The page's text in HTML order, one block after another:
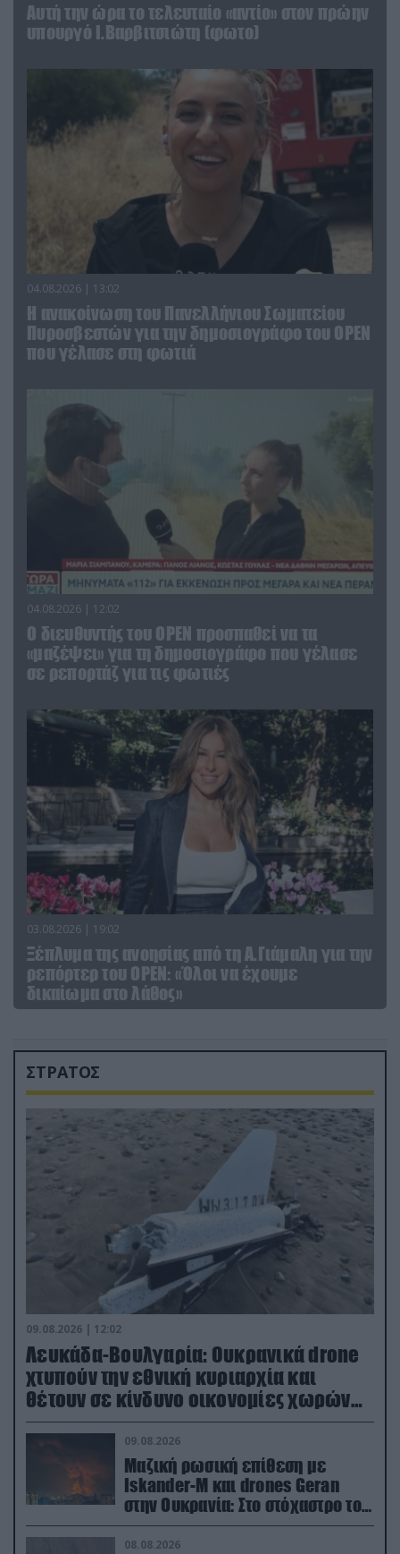
Αυτή την ώρα το τελευταίο «αντίο» στον πρώην
υπουργό Ι.Βαρβιτσιώτη (φωτο)
04.08.2026 | 13:02
Η ανακοίνωση του Πανελλήνιου Σωματείου
Πυροσβεστών για την δημοσιογράφο του OPEN
που γέλασε στη φωτιά
04.08.2026 | 12:02
O διευθυντής του OPEN προσπαθεί να τα
«μαζέψει» για τη δημοσιογράφο που γέλασε
σε ρεπορτάζ για τις φωτιές
03.08.2026 | 19:02
Ξέπλυμα της ανοησίας από τη Α.Γιάμαλη για την
ρεπόρτερ του ΟΡΕΝ: «Όλοι να έχουμε
δικαίωμα στο λάθος»
ΣΤΡΑΤΟΣ
09.08.2026 | 12:02
Λευκάδα-Βουλγαρία: Ουκρανικά drone
χτυπούν την εθνική κυριαρχία και
θέτουν σε κίνδυνο οικονομίες χωρών
του ΝΑΤΟ
09.08.2026
Μαζική ρωσική επίθεση με
Iskander-M και drones Geran
στην Ουκρανία: Στο στόχαστρο το
εργοστάσιο των Flamingo
08.08.2026